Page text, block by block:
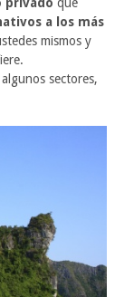
a los más
mismos y
sectores,